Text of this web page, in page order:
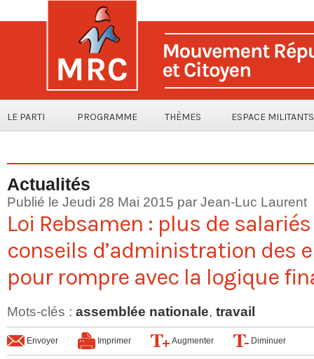
LE PARTI PROGRAMME THÈMES ESPACE MILITANTS
Actualités
Publié le Jeudi 28 Mai 2015 par Jean-Luc Laurent
Loi Rebsamen : plus de
conseils d’administration des
pour rompre avec la logique
Mots-clés : assemblée nationale, travail
Envoyer Imprimer Augmenter Diminuer